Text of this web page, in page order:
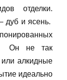
отделки.
дуб и ясень.
Он не так
или алкидные
идеально